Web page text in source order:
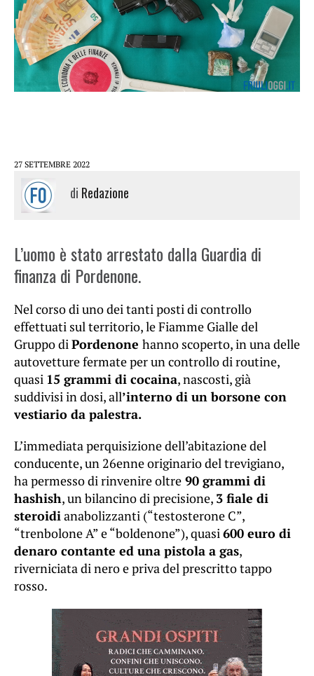
27 SETTEMBRE 2022
di Redazione
L’uomo è stato arrestato dalla Guardia di
finanza di Pordenone.
Nel corso di uno dei tanti posti di controllo
effettuati sul territorio, le Fiamme Gialle del
Gruppo diPordenone hanno scoperto, in una delle
autovetture fermate per un controllo di routine,
quasi 15 grammi di cocaina, nascosti, già
suddivisi in dosi, all’interno di un borsone con
vestiario da palestra.
L’immediata perquisizione dell’abitazione del
conducente, un 26enne originario del trevigiano,
ha permesso di rinvenire oltre 90 grammi di
hashish, un bilancino di precisione, 3 fiale di
steroidianabolizzanti (“testosterone C”,
“trenbolone A” e “boldenone”), quasi600 euro di
denaro contante ed una pistola a gas,
riverniciata di nero e priva del prescritto tappo
rosso.